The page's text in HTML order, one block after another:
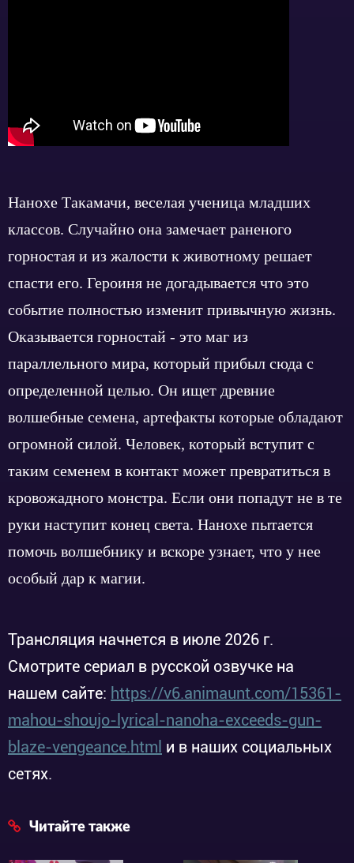
Нанохе Такамачи, веселая ученица младших
классов. Случайно она замечает раненого
горностая и из жалости к животному решает
спасти его. Героиня не догадывается что это
событие полностью изменит привычную жизнь.
Оказывается горностай - это маг из
параллельного мира, который прибыл сюда с
определенной целью. Он ищет древние
волшебные семена, артефакты которые обладают
огромной силой. Человек, который вступит с
таким семенем в контакт может превратиться в
кровожадного монстра. Если они попадут не в те
руки наступит конец света. Нанохе пытается
помочь волшебнику и вскоре узнает, что у нее
особый дар к магии.
Трансляция начнется в июле 2026 г.
Смотрите сериал в русской озвучке на
нашем сайте: https://v6.animaunt.com/15361-
mahou-shoujo-lyrical-nanoha-exceeds-gun-
blaze-vengeance.html и в наших социальных
сетях.
Читайте также